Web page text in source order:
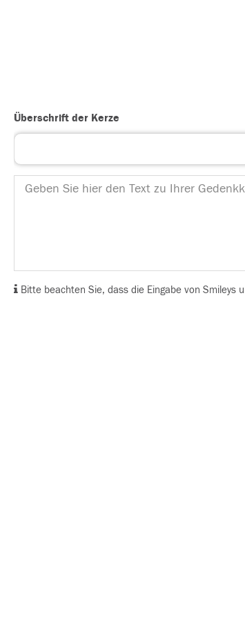
Überschrift der Kerze
Bitte beachten Sie, dass die Eingabe von Smileys